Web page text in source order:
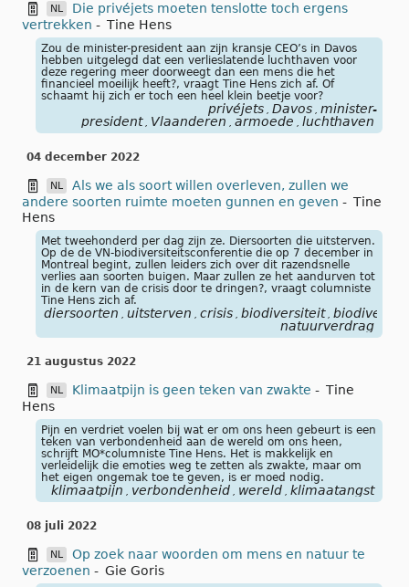
NL
Die privéjets moeten tenslotte toch ergens
vertrekken - Tine Hens
Zou de minister-president aan zijn kransje CEO’s in Davos
hebben uitgelegd dat een verlieslatende luchthaven voor
deze regering meer doorweegt dan een mens die het
financieel moeilijk heeft?, vraagt Tine Hens zich af. Of
schaamt hij zich er toch een heel klein beetje voor?
privéjets , Davos , minister-
president , Vlaanderen , armoede , luchthaven
04 december 2022
NL
Als we als soort willen overleven, zullen we
andere soorten ruimte moeten gunnen en geven - Tine
Hens
Met tweehonderd per dag zijn ze. Diersoorten die uitsterven.
Op de de VN-biodiversiteitsconferentie die op 7 december in
Montreal begint, zullen leiders zich over dit razendsnelle
verlies aan soorten buigen. Maar zullen ze het aandurven tot
in de kern van de crisis door te dringen?, vraagt columniste
Tine Hens zich af.
diersoorten , uitsterven , crisis , biodiversiteit ,
natuurverdrag
21 augustus 2022
NL Klimaatpijn is geen teken van zwakte - Tine
Hens
Pijn en verdriet voelen bij wat er om ons heen gebeurt is een
teken van verbondenheid aan de wereld om ons heen,
schrijft MO*columniste Tine Hens. Het is makkelijk en
verleidelijk die emoties weg te zetten als zwakte, maar om
het eigen ongemak toe te geven, is er moed nodig.
klimaatpijn verbondenheid wereld klimaatangst
08 juli 2022
NL
Op zoek naar woorden om mens en natuur te
verzoenen - Gie Goris